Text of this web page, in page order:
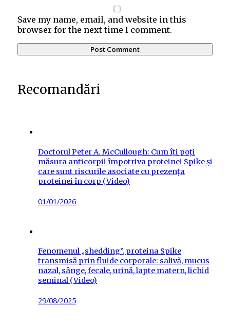
Save my name, email, and website in this
browser for the next time I comment.
Recomandări
Doctorul Peter A. McCullough: Cum îți poți
măsura anticorpii împotriva proteinei Spike și
care sunt riscurile asociate cu prezența
proteinei în corp (Video)
Posted
01/01/2026
Fenomenul „shedding”, proteina Spike
transmisă prin fluide corporale: salivă, mucus
nazal, sânge, fecale, urină, lapte matern, lichid
seminal (Video)
Posted
29/08/2025